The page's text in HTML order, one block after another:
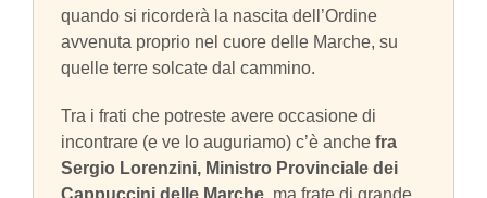
quando si ricorderà la nascita dell’Ordine
avvenuta proprio nel cuore delle Marche, su
quelle terre solcate dal cammino.
Tra i frati che potreste avere occasione di
incontrare (e ve lo auguriamo) c’è anche fra
Sergio Lorenzini, Ministro Provinciale dei
Cappuccini delle Marche,ma frate di grande